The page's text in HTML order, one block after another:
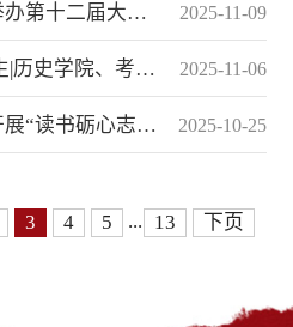
学生职业规划大赛 2025-11-09
院开展“走进心灵”讲座 2025-11-06
长拓新程”主题团日活动 2025-10-25
3 4 5 ... 13 下页